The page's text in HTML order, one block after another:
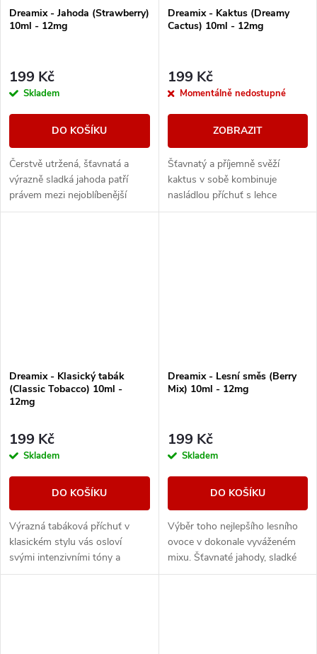
Dreamix - Jahoda (Strawberry)
10ml - 12mg
199 Kč
Skladem
DO KOŠÍKU
Čerstvě utržená, šťavnatá a
výrazně sladká jahoda patří
právem mezi nejoblíbenější
náplně. Silné ovocné tóny
Dreamix - Kaktus (Dreamy
Cactus) 10ml - 12mg
199 Kč
Momentálně nedostupné
ZOBRAZIT
Šťavnatý a příjemně svěží
kaktus v sobě kombinuje
nasládlou příchuť s lehce
nakyslými tóny.
Dreamix - Klasický tabák
(Classic Tobacco) 10ml -
12mg
199 Kč
Skladem
DO KOŠÍKU
Výrazná tabáková příchuť v
klasickém stylu vás osloví
svými intenzivními tóny a
dřevitou dochutí.
Dreamix - Lesní směs (Berry
Mix) 10ml - 12mg
199 Kč
Skladem
DO KOŠÍKU
Výběr toho nejlepšího lesního
ovoce v dokonale vyváženém
mixu. Šťavnaté jahody, sladké
maliny nebo vyzrálé borůvky, to